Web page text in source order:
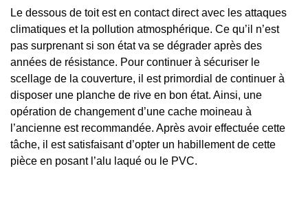
Le dessous de toit est en contact direct avec les attaques
climatiques et la pollution atmosphérique. Ce qu’il n’est
pas surprenant si son état va se dégrader après des
années de résistance. Pour continuer à sécuriser le
scellage de la couverture, il est primordial de continuer à
disposer une planche de rive en bon état. Ainsi, une
opération de changement d’une cache moineau à
l’ancienne est recommandée. Après avoir effectuée cette
tâche, il est satisfaisant d’opter un habillement de cette
pièce en posant l’alu laqué ou le PVC.